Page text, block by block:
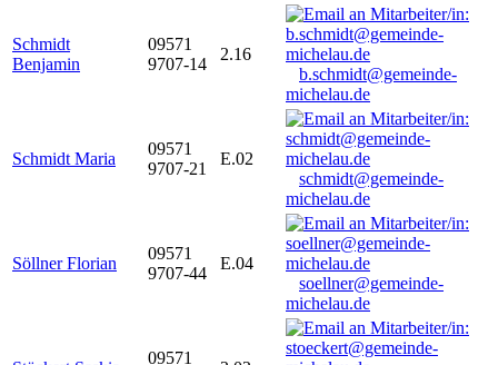
Schmidt
Benjamin
09571
9707-14
2.16
b.schmidt@gemeinde-
michelau.de
Schmidt Maria
09571
9707-21
E.02
schmidt@gemeinde-
michelau.de
Söllner Florian
09571
9707-44
E.04
soellner@gemeinde-
michelau.de
09571